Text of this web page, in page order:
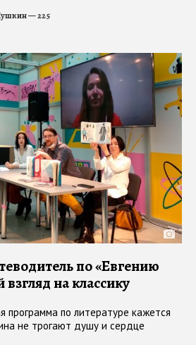
— 225
по «Евгению
на классику
программа по литературе кажется
не трогают душу и сердце